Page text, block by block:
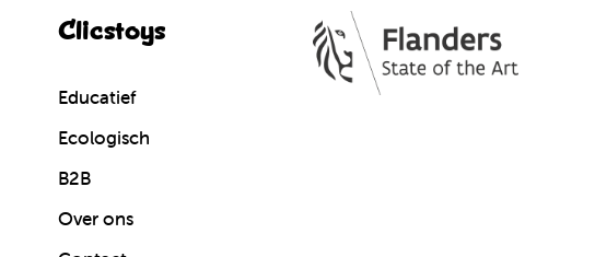
Clicstoys
Educatief
Ecologisch
B2B
Over ons